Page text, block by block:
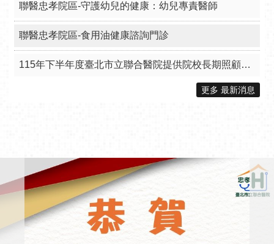
聯醫忠孝院區-守護幼兒的健康：幼兒專責醫師
聯醫忠孝院區-食用油健康諮詢門診
115年下半年度臺北市立聯合醫院提供院校長期照顧相關科系學生獎助金
更多 最新消息